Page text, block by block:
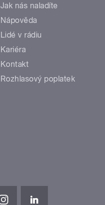
Jak nás naladíte
Nápověda
Lidé v rádiu
Kariéra
Kontakt
Rozhlasový poplatek